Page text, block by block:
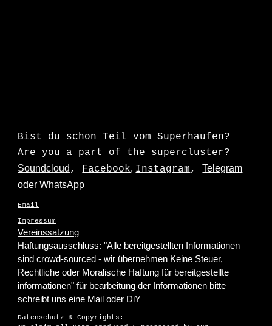
Bist du schon Teil vom Superhaufen?
Are you a part of the supercluster?
Soundcloud , Facebook, Instagram,Telegram
oderWhatsApp
Email
Impressum
Vereinssatzung
Haftungsausschluss: "Alle bereitgestellten Informationen
sind crowd-sourced - wir übernehmen Keine Steuer,
Rechtliche oder Moralische Haftung für bereitgestellte
informationen" für bearbeitung der Informationen bitte
schreibt uns eine Mail oder DiY
Datenschutz & Copyrights: